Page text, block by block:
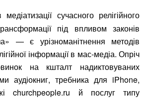
сучасного релігійного
під впливом законів
— є урізноманітнення методів
інформації в мас-медіа. Опріч
на кшталт надиктовуваних
аудіокниг, требника для iPhone,
churchpeople.ru й послуг типу